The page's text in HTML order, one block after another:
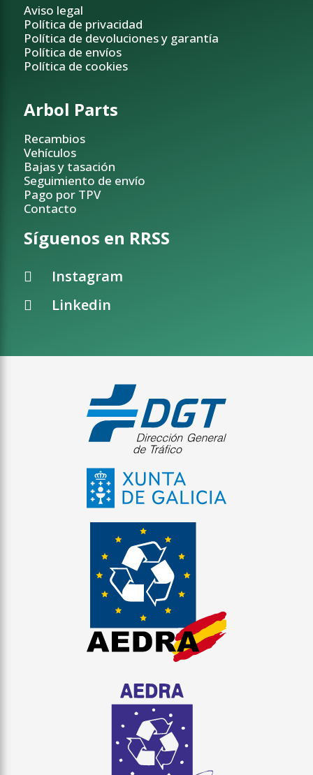
Aviso legal
Política de privacidad
Política de devoluciones y garantía
Política de envíos
Política de cookies
Arbol Parts
Recambios
Vehículos
Bajas y tasación
Seguimiento de envío
Pago por TPV
Contacto
Síguenos en RRSS
Instagram
Linkedin